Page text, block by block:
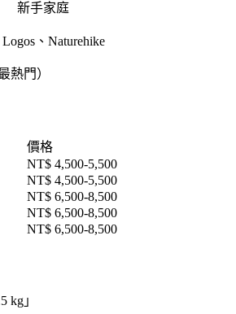
新手家庭
Logos、Naturehike
熱門）
價格
NT$ 4,500-5,500
NT$ 4,500-5,500
NT$ 6,500-8,500
NT$ 6,500-8,500
NT$ 6,500-8,500
kg 」